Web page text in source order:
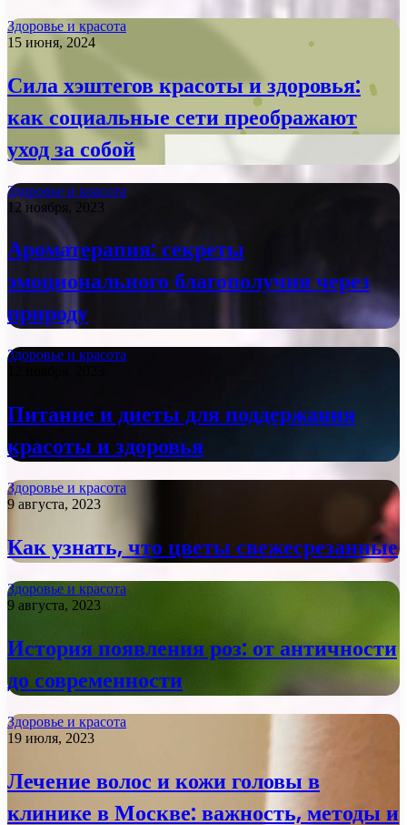
Здоровье и красота
15 июня, 2024
Сила хэштегов красоты и здоровья:
как социальные сети преображают
уход за собой
Здоровье и красота
12 ноября, 2023
Ароматерапия: секреты
эмоционального благополучия через
природу
Здоровье и красота
Питание и диеты для поддержания
красоты и здоровья
Здоровье и красота
9 августа, 2023
Как узнать, что цветы свежесрезанные
Здоровье и красота
9 августа, 2023
История появления роз: от античности
до современности
Здоровье и красота
19 июля, 2023
Лечение волос и кожи головы в
клинике в Москве: важность, методы и